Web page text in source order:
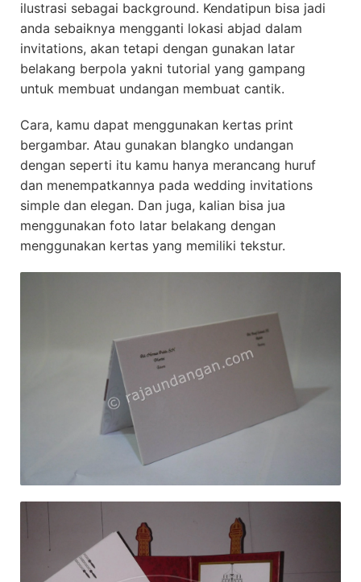
ilustrasi sebagai background. Kendatipun bisa jadi
anda sebaiknya mengganti lokasi abjad dalam
invitations, akan tetapi dengan gunakan latar
belakang berpola yakni tutorial yang gampang
untuk membuat undangan membuat cantik.
Cara, kamu dapat menggunakan kertas print
bergambar. Atau gunakan blangko undangan
dengan seperti itu kamu hanya merancang huruf
dan menempatkannya pada wedding invitations
simple dan elegan. Dan juga, kalian bisa jua
menggunakan foto latar belakang dengan
menggunakan kertas yang memiliki tekstur.